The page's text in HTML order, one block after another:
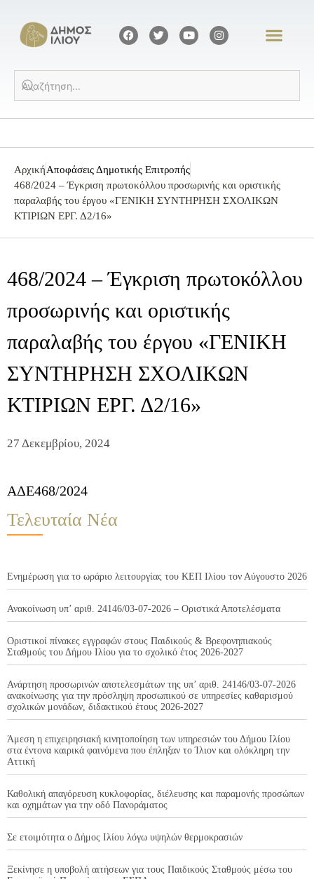
ΑρχικήΑποφάσεις Δημοτικής Επιτροπής
468/2024 – Έγκριση πρωτοκόλλου προσωρινής και οριστικής
παραλαβής του έργου «ΓΕΝΙΚΗ ΣΥΝΤΗΡΗΣΗ ΣΧΟΛΙΚΩΝ
ΚΤΙΡΙΩΝ ΕΡΓ. Δ2/16»
468/2024 – Έγκριση πρωτοκόλλου
προσωρινής και οριστικής
παραλαβής του έργου «ΓΕΝΙΚΗ
ΣΥΝΤΗΡΗΣΗ ΣΧΟΛΙΚΩΝ
ΚΤΙΡΙΩΝ ΕΡΓ. Δ2/16»
27 Δεκεμβρίου, 2024
ΑΔΕ468/2024
Τελευταία Νέα
Ενημέρωση για το ωράριο λειτουργίας του ΚΕΠ Ιλίου τον Αύγουστο 2026
Ανακοίνωση υπ’ αριθ. 24146/03-07-2026 – Οριστικά Αποτελέσματα
Οριστικοί πίνακες εγγραφών στους Παιδικούς & Βρεφονηπιακούς
Σταθμούς του Δήμου Ιλίου για το σχολικό έτος 2026-2027
Ανάρτηση προσωρινών αποτελεσμάτων της υπ’ αριθ. 24146/03-07-2026
ανακοίνωσης για την πρόσληψη προσωπικού σε υπηρεσίες καθαρισμού
σχολικών μονάδων, διδακτικού έτους 2026-2027
Άμεση η επιχειρησιακή κινητοποίηση των υπηρεσιών του Δήμου Ιλίου
στα έντονα καιρικά φαινόμενα που έπληξαν το Ίλιον και ολόκληρη την
Αττική
Καθολική απαγόρευση κυκλοφορίας, διέλευσης και παραμονής προσώπων
και οχημάτων για την οδό Πανοράματος
Σε ετοιμότητα ο Δήμος Ιλίου λόγω υψηλών θερμοκρασιών
Ξεκίνησε η υποβολή αιτήσεων για τους Παιδικούς Σταθμούς μέσω του